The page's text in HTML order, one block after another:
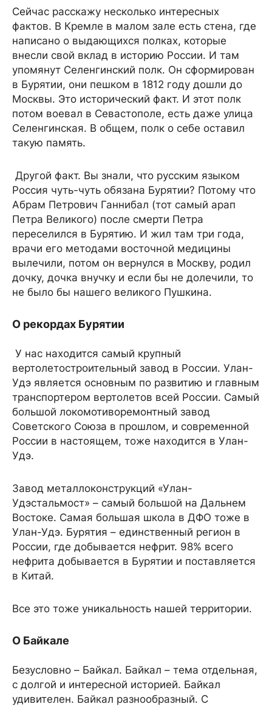
Сейчас расскажу несколько интересных
фактов. В Кремле в малом зале есть стена, где
написано о выдающихся полках, которые
внесли свой вклад в историю России. И там
упомянут Селенгинский полк. Он сформирован
в Бурятии, они пешком в 1812 году дошли до
Москвы. Это исторический факт. И этот полк
потом воевал в Севастополе, есть даже улица
Селенгинская. В общем, полк о себе оставил
такую память.
Другой факт. Вы знали, что русским языком
Россия чуть-чуть обязана Бурятии? Потому что
Абрам Петрович Ганнибал (тот самый арап
Петра Великого) после смерти Петра
переселился в Бурятию. И жил там три года,
врачи его методами восточной медицины
вылечили, потом он вернулся в Москву, родил
дочку, дочка внучку и если бы не долечили, то
не было бы нашего великого Пушкина.
О рекордах Бурятии
У нас находится самый крупный
вертолетостроительный завод в России. Улан-
Удэ является основным по развитию и главным
транспортером вертолетов всей России. Самый
большой локомотиворемонтный завод
Советского Союза в прошлом, и современной
России в настоящем, тоже находится в Улан-
Удэ.
Завод металлоконструкций «Улан-
Удэстальмост» – самый большой на Дальнем
Востоке. Самая большая школа в ДФО тоже в
Улан-Удэ. Бурятия – единственный регион в
России, где добывается нефрит. 98% всего
нефрита добывается в Бурятии и поставляется
в Китай.
Все это тоже уникальность нашей территории.
О Байкале
Безусловно – Байкал. Байкал – тема отдельная,
с долгой и интересной историей. Байкал
удивителен. Байкал разнообразный. С